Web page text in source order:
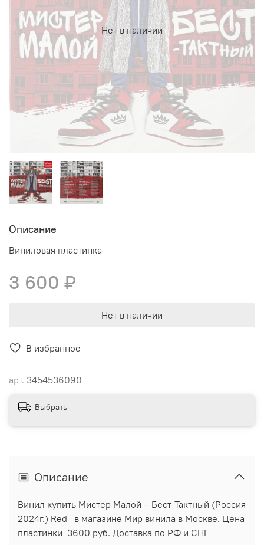
В избранное
арт. 3454536090
Нет в наличии
Описание
Виниловая пластинка
3 600 ₽
Нет в наличии
Выбрать
Описание
Винил купить Мистер Малой ‎– Бест-Тактный (Россия
2024г.) Red в магазине Мир винила в Москве. Цена
пластинки 3600 руб. Доставка по РФ и СНГ